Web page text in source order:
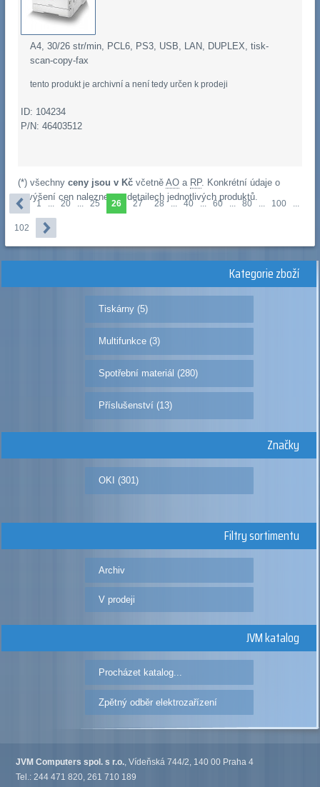
A4, 30/26 str/min, PCL6, PS3, USB, LAN, DUPLEX, tisk-
scan-copy-fax
tento produkt je archivní a není tedy určen k prodeji
ID: 104234
P/N: 46403512
(*) všechny ceny jsou v Kčvčetně AOa RP. Konkrétní údaje o
navýšení cen naleznete v detailech jednotlivých produktů.
1 ... 20 ... 25 26 27 28 ... 40 ... 60 ... 80 ... 100 ...
102
Kategorie zboží
Tiskárny (5)
Multifunkce (3)
Spotřební materiál (280)
Příslušenství (13)
Značky
OKI (301)
Filtry sortimentu
Archiv
V prodeji
JVM katalog
Procházet katalog...
Zpětný odběr elektrozařízení
JVM Computers spol. s r.o., Vídeňská 744/2, 140 00 Praha 4
Tel.: 244 471 820, 261 710 189